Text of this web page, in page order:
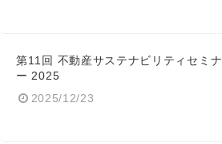
第11回 不動産サステナビリティセミナ
ー 2025
2025/12/23